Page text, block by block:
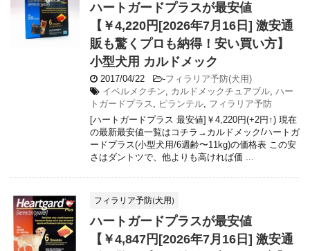
ハートガードプラスが最安値
【￥4,220円[2026年7月16日] 激安通
販も驚くプロも納得！安い買い方】
小型犬用 カルドメック
2017/04/22 -フィラリア予防(犬用)
イベルメクチン, カルドメックチュアブル, ハー
トガードプラス , ピランテル, フィラリア予防
[ハートガードプラス 最安値]￥4,220円(+2円↑) 現在
の最新最安値一覧はコチラ→カルドメック/ハートガ
ードプラス(小型犬用/6週齢〜11kg)の価格表 この安
さはダントツで、他よりも高ければ価 ...
フィラリア予防(犬用)
ハートガードプラスが最安値
【￥4,847円[2026年7月16日] 激安通